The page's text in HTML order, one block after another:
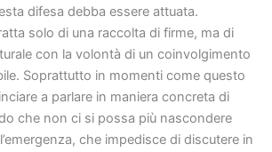
difesa debba essere attuata.
solo di una raccolta di firme, ma di
con la volontà di un coinvolgimento
Soprattutto in momenti come questo
a parlare in maniera concreta di
che non ci si possa più nascondere
che impedisce di discutere in